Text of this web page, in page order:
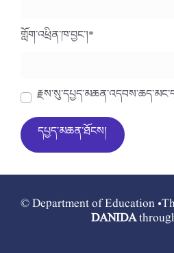
གློག་འཕྲིན་ཁ་བྱང་།*
© Department of Education
DANIDA